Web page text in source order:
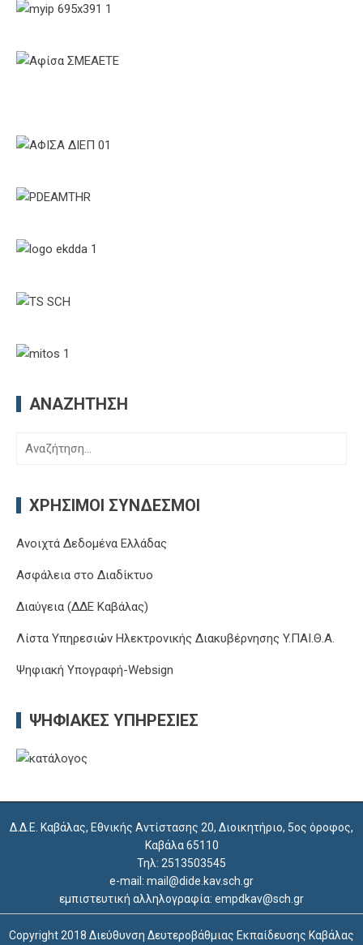
ΑΝΑΖΉΤΗΣΗ
Αναζήτηση
ΧΡΉΣΙΜΟΙ ΣΎΝΔΕΣΜΟΙ
Ανοιχτά Δεδομένα Ελλάδας
Ασφάλεια στο Διαδίκτυο
Διαύγεια (ΔΔΕ Καβάλας)
Λίστα Υπηρεσιών Ηλεκτρονικής Διακυβέρνησης Y.ΠΑΙ.Θ.Α.
Ψηφιακή Υπογραφή-Websign
ΨΗΦΙΑΚΈΣ ΥΠΗΡΕΣΊΕΣ
Δ.Δ.Ε. Καβάλας, Εθνικής Αντίστασης 20, Διοικητήριο, 5ος όροφος,
Καβάλα 65110
Τηλ: 2513503545
e-mail: mail@dide.kav.sch.gr
εμπιστευτική αλληλογραφία: empdkav@sch.gr
Copyright 2018 Διεύθυνση Δευτεροβάθμιας Εκπαίδευσης Καβάλας